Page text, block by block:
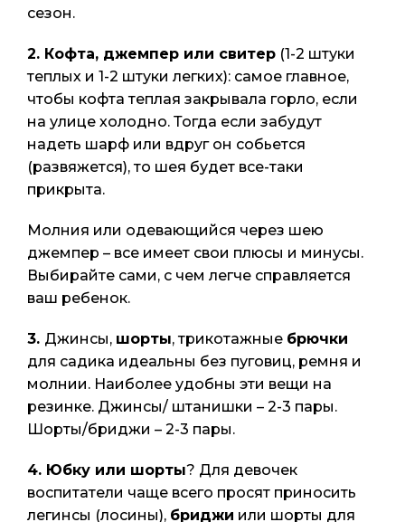
Шорты,
сезон.
2. Кофта, джемпер или свитер (1-2 штуки
теплых и 1-2 штуки легких): самое главное,
чтобы кофта теплая закрывала горло, если
на улице холодно. Тогда если забудут
надеть шарф или вдруг он собьется
(развяжется), то шея будет все-таки
прикрыта.
Молния или одевающийся через шею
джемпер – все имеет свои плюсы и минусы.
Выбирайте сами, с чем легче справляется
ваш ребенок.
3. Джинсы, шорты, трикотажные брючки
для садика идеальны без пуговиц, ремня и
молнии. Наиболее удобны эти вещи на
резинке. Джинсы/ штанишки – 2-3 пары.
Шорты/бриджи – 2-3 пары.
4. Юбку или шорты? Для девочек
воспитатели чаще всего просят приносить
легинсы (лосины), бриджи или шорты для